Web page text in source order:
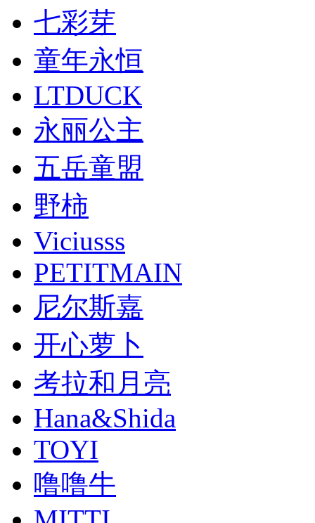
七彩芽
童年永恒
LTDUCK
​永丽公主
五岳童盟
野柿
Viciusss
PETITMAIN
尼尔斯嘉
开心萝卜
考拉和月亮
Hana&Shida
TOYI
噜噜牛